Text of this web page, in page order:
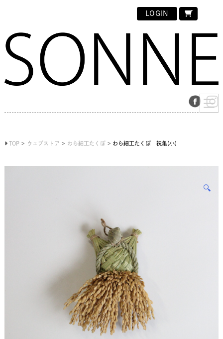
LOGIN
TOP ウェブストア わら細工たくぼ わら細工たくぼ 祝亀(小)
🔍